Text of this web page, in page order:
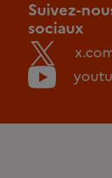
Suivez-
sociaux